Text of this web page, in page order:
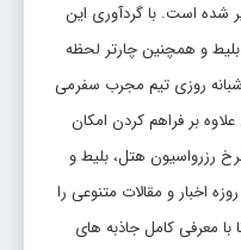
THR
قیمت:
80,598,000 ریال
بلیط شیراز تهران
تهران
THR
قیمت:
80,598,000 ریال
شده است. با گردآوری این
بلیط و همچنین چارتر لحظه
روزی تیم مجرب سفرمی
بر فراهم کردن امکان
رزرواسیون هتل، بلیط و
اخبار و مقالات متنوعی را
با معرفی کامل جاذبه های